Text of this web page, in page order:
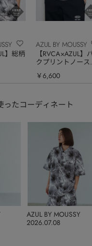
】総柄
AZUL BY MOUSSY
【RVCA×AZUL】
クプリントノース
￥6,600
ったコーディネート
2026.07.08
AZUL BY MOUSSY